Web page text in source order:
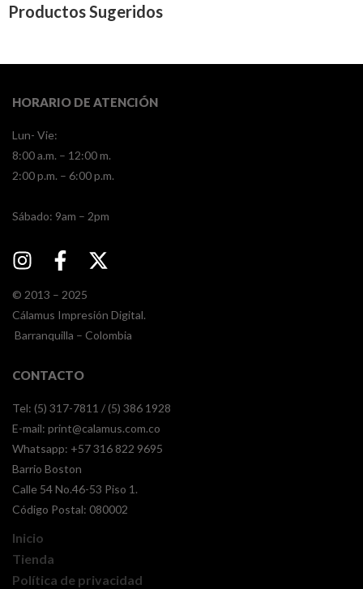
Productos Sugeridos
HORARIO DE ATENCIÓN
Lun- Vie:
8:00 a.m. – 12:00 m.
2:00 p.m. – 6:00 p.m.
​​Sábado: 9am – 2pm
© 2013 – 2025
Cálamus Impresión Digital.
Barranquilla – Colombia
CONTACTO
Tel: (5) 317-7811 / (5) 386 1928
E-mail: print@calamus.com.co
Whatsapp: +57 316 822 9695
Barrio Boston
Calle 54 No.46-53 Piso 1.
Código Postal: 080002
Inicio
Tienda
Política de privacidad